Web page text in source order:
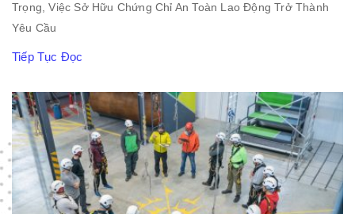
Trọng, Việc Sở Hữu Chứng Chỉ An Toàn Lao Động Trở Thành
Yêu Cầu
Tiếp Tục Đọc